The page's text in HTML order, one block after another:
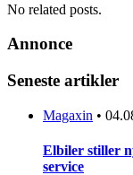
No related posts.
Annonce
Seneste artikler
Magaxin •
Elbiler stiller
service